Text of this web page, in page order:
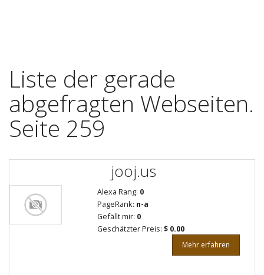
Liste der gerade
abgefragten Webseiten.
Seite 259
jooj.us
Alexa Rang: 0
PageRank: n-a
Gefällt mir: 0
Geschätzter Preis: $ 0.00
Mehr erfahren